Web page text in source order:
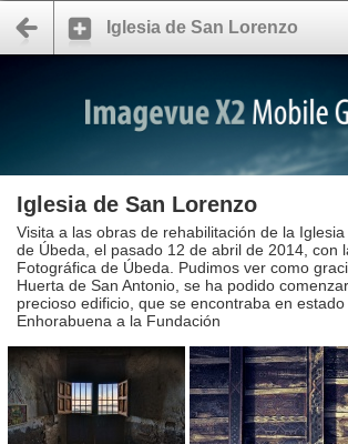
Iglesia de San Lorenzo
Iglesia de San Lorenzo
Visita a las obras de rehabilitación de la
de Úbeda, el pasado 12 de abril de 2014, con
Fotográfica de Úbeda. Pudimos ver como
Huerta de San Antonio, se ha podido
precioso edificio, que se encontraba en estado
Enhorabuena a la Fundación